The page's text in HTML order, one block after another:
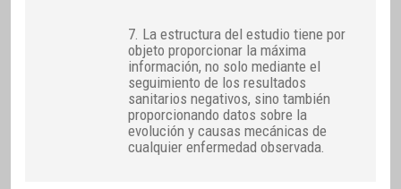
7. La estructura del estudio tiene por
objeto proporcionar la máxima
información, no solo mediante el
seguimiento de los resultados
sanitarios negativos, sino también
proporcionando datos sobre la
evolución y causas mecánicas de
cualquier enfermedad observada.